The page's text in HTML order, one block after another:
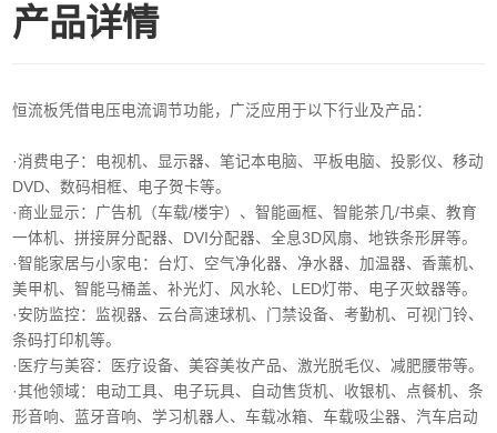
产品详情
恒流板凭借电压电流调节功能，广泛应用于以下行业及产品：
·消费电子‌：电视机、显示器、笔记本电脑、平板电脑、投影仪、移动
DVD、数码相框、电子贺卡等。
·商业显示‌：广告机（车载/楼宇）、智能画框、智能茶几/书桌、教育
一体机、拼接屏分配器、DVI分配器、全息3D风扇、地铁条形屏等。
·智能家居与小家电‌：台灯、空气净化器、净水器、加温器、香薰机、
美甲机、智能马桶盖、补光灯、风水轮、LED灯带、电子灭蚊器等。
‌·安防监控‌：监视器、云台高速球机、门禁设备、考勤机、可视门铃、
条码打印机等。
·医疗与美容‌：医疗设备、美容美妆产品、激光脱毛仪、减肥腰带等。
‌·其他领域‌：电动工具、电子玩具、自动售货机、收银机、点餐机、条
形音响、蓝牙音响、学习机器人、车载冰箱、车载吸尘器、汽车启动